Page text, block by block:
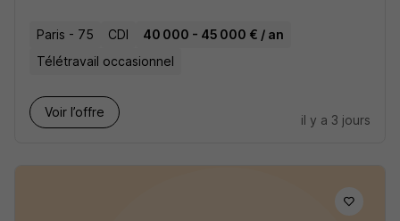
Paris - 75 CDI
40 000 - 45 000 € / an
Télétravail occasionnel
Voir l’offre
il y a 3 jours